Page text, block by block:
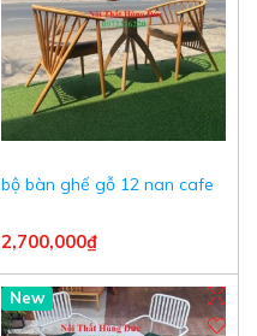
bộ bàn ghế gỗ 12 nan cafe
2,700,000₫
New